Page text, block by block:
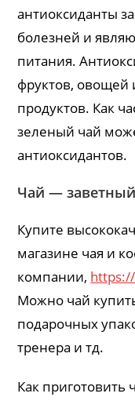
антиоксиданты
болезней и
питания.
фруктов, овощей
продуктов. Как
зеленый чай
антиоксидантов.
Чай —
Купите
магазине чая и
компании,
Можно чай
подарочных
тренера и тд.
Как приготовить